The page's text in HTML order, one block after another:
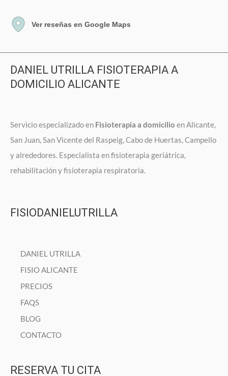
Ver reseñas en Google Maps
DANIEL UTRILLA FISIOTERAPIA A
DOMICILIO ALICANTE
Servicio especializado en Fisioterapia a domicilio en Alicante,
San Juan, San Vicente del Raspeig, Cabo de Huertas, Campello
y alrededores. Especialista en fisioterapia geriátrica,
rehabilitación y fisioterapia respiratoria.
FISIODANIELUTRILLA
DANIEL UTRILLA
FISIO ALICANTE
PRECIOS
FAQS
BLOG
CONTACTO
RESERVA TU CITA